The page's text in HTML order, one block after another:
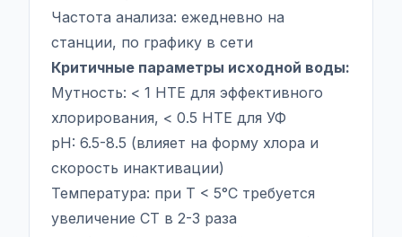
Частота анализа: ежедневно на
станции, по графику в сети
Критичные параметры исходной воды:
Мутность: < 1 НТЕ для эффективного
хлорирования, < 0.5 НТЕ для УФ
pH: 6.5-8.5 (влияет на форму хлора и
скорость инактивации)
Температура: при T < 5°C требуется
увеличение CT в 2-3 раза